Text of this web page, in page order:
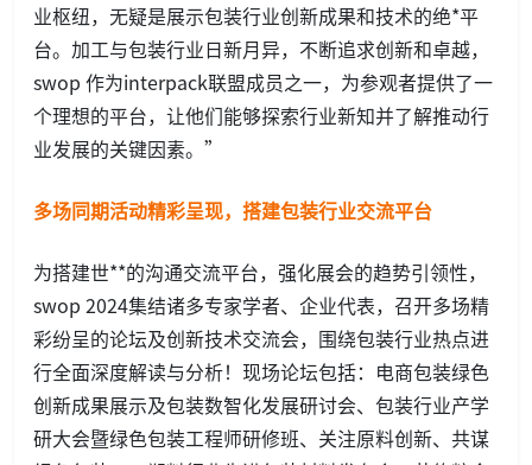
业枢纽，无疑是展示包装行业创新成果和技术的绝*平
台。加工与包装行业日新月异，不断追求创新和卓越，
swop 作为interpack联盟成员之一，为参观者提供了一
个理想的平台，让他们能够探索行业新知并了解推动行
业发展的关键因素。”
多场同期活动精彩呈现，搭建包装行业交流平台
为搭建世**的沟通交流平台，强化展会的趋势引领性，
swop 2024集结诸多专家学者、企业代表，召开多场精
彩纷呈的论坛及创新技术交流会，围绕包装行业热点进
行全面深度解读与分析！现场论坛包括：电商包装绿色
创新成果展示及包装数智化发展研讨会、包装行业产学
研大会暨绿色包装工程师研修班、关注原料创新、共谋